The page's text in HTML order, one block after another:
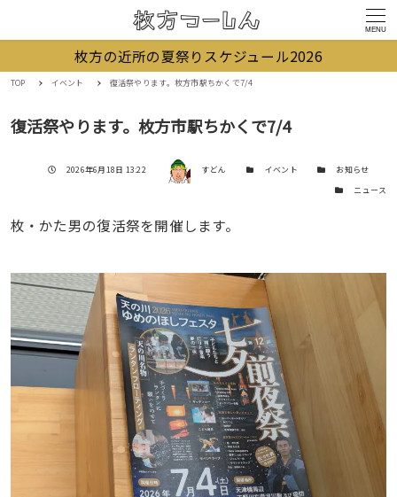
MENU
枚方の近所の夏祭りスケジュール2026
TOP イベント 復活祭やります。枚方市駅ちかくで7/4
復活祭やります。枚方市駅ちかくで7/4
投稿日
2026年6月18日 13:22 著者 すどん カテゴリー
イベント カテゴリー
お知らせ
カテゴリー
ニュース
枚・かた男の復活祭を開催します。